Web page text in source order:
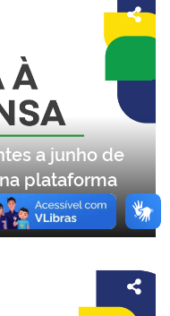
a junho de
plataforma